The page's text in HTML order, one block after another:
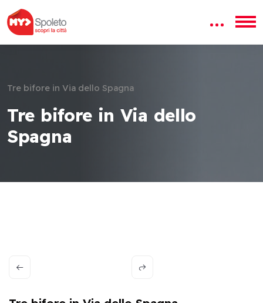
Tre bifore in Via dello Spagna
Tre bifore in Via dello
Spagna